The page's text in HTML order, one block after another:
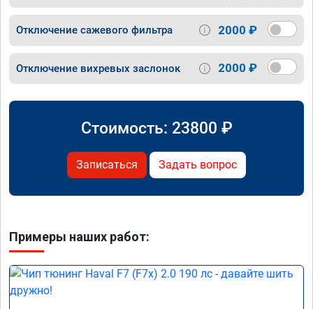
Отключение сажевого фильтра 2000 ₽
Отключение вихревых заслонок 2000 ₽
Стоимость: 23800 ₽
Записаться Задать вопрос
Примеры наших работ: